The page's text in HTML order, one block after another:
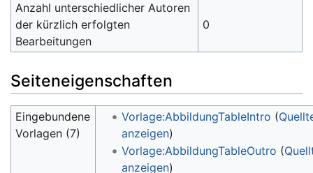
Anzahl unterschiedlicher Autoren
der kürzlich erfolgten
Bearbeitungen
0
Seiteneigenschaften
Eingebundene
Vorlagen (7)
Vorlage:AbbildungTableIntro (
anzeigen)
Vorlage:AbbildungTableOutro (
anzeigen)